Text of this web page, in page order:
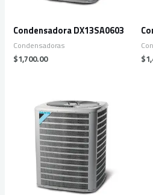
Condensadora DX13SA0603
Condensadoras
$1,700.00 $